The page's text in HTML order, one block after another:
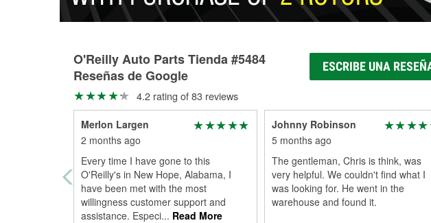
O'Reilly Auto Parts Tienda #5484
Reseñas de Google
ESCRIBE UNA
4.2 rating of 83 reviews
Merlon Largen
2 months ago
Every time I have gone to this
O'Reilly's in New Hope, Alabama, I
have been met with the most
willingness customer support and
assistance. Especi... Read More
Johnny Robinson
5 months ago
The gentleman, Chris is think, was
very helpful. We couldn't find what I
was looking for. He went in the
warehouse and found it.